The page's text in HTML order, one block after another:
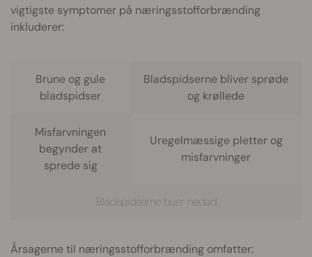
vigtigste symptomer på næringsstofforbrænding
inkluderer:
Brune og gule
bladspidser
Bladspidserne bliver sprøde
og krøllede
Misfarvningen
begynder at
sprede sig
Uregelmæssige pletter og
misfarvninger
Bladspidserne buer nedad
Årsagerne til næringsstofforbrænding omfatter: